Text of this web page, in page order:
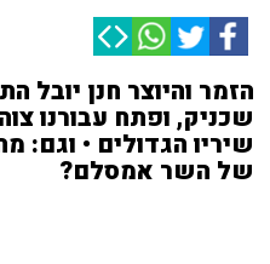
הזמר והיוצר חנן יובל
שכניק, ופתח עבורנו
שיריו הגדולים • וגם:
של השר אמסלם?